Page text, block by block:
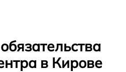
в Кирове